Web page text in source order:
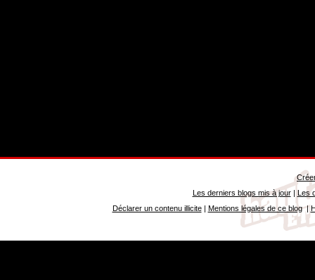
Les derniers blogs mis à jour| Les
Déclarer un contenu illicite| Mentions légales de ce blog|